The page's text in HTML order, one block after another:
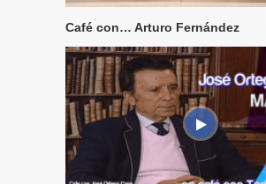
Café con… Arturo Fernández